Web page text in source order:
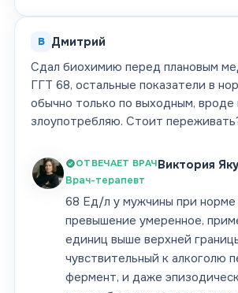
В Дмитрий
Сдал биохимию перед плановым
ГГТ 68, остальные показатели в
обычно только по выходным, вроде
злоупотребляю. Стоит
ОТВЕЧАЕТ ВРАЧВиктория
Врач-терапевт
68 Ед/л у мужчины при
превышение умеренное,
единиц выше верхней
чувствительный к алкоголю
фермент, и даже